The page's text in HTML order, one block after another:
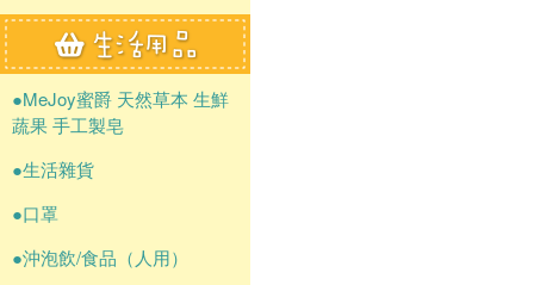
●MeJoy蜜爵 天然草本 生鮮
蔬果 手工製皂
●生活雜貨
●口罩
●沖泡飲/食品（人用）